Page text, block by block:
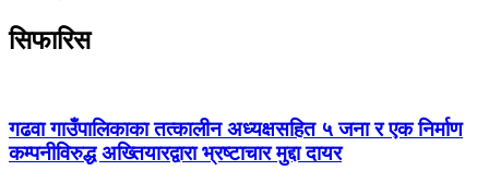
सिफारिस
गढवा गाउँपालिकाका तत्कालीन अध्यक्षसहित ५ जना र एक निर्माण
कम्पनीविरुद्ध अख्तियारद्वारा भ्रष्टाचार मुद्दा दायर